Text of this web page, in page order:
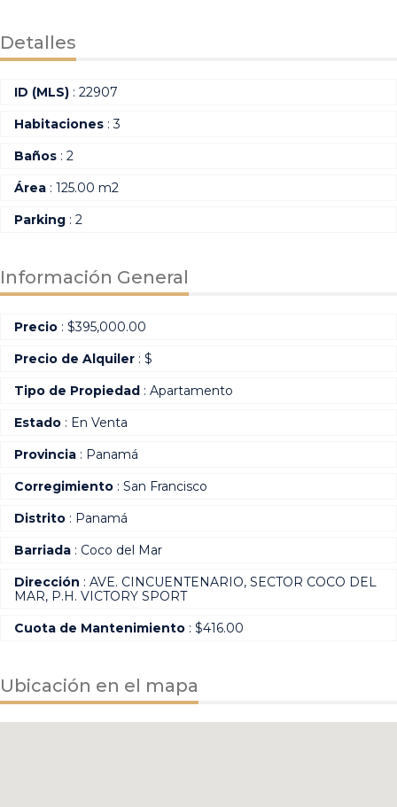
Detalles
ID (MLS) : 22907
Habitaciones : 3
Baños : 2
Área : 125.00 m2
Parking : 2
Información General
Precio : $395,000.00
Precio de Alquiler : $
Tipo de Propiedad : Apartamento
Estado : En Venta
Provincia : Panamá
Corregimiento : San Francisco
Distrito : Panamá
Barriada : Coco del Mar
Dirección : AVE. CINCUENTENARIO, SECTOR COCO DEL
MAR, P.H. VICTORY SPORT
Cuota de Mantenimiento : $416.00
Ubicación en el mapa